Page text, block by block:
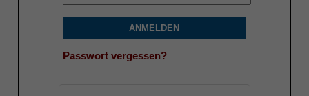
ANMELDEN
Passwort vergessen?